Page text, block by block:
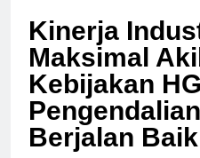
Kinerja
Maksimal
Kebijakan
Berjalan Baik